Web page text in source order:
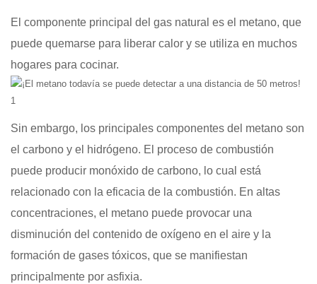
El componente principal del gas natural es el metano, que
puede quemarse para liberar calor y se utiliza en muchos
hogares para cocinar.
Sin embargo, los principales componentes del metano son
el carbono y el hidrógeno. El proceso de combustión
puede producir monóxido de carbono, lo cual está
relacionado con la eficacia de la combustión. En altas
concentraciones, el metano puede provocar una
disminución del contenido de oxígeno en el aire y la
formación de gases tóxicos, que se manifiestan
principalmente por asfixia.